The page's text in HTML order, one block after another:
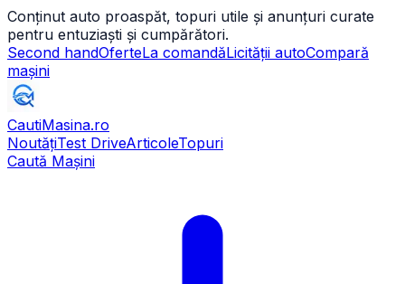
Conținut auto proaspăt, topuri utile și anunțuri curate
pentru entuziaști și cumpărători.
Second handOferteLa comandăLicității autoCompară
mașini
CautiMasina.ro
NoutățiTest DriveArticoleTopuri
Caută Mașini